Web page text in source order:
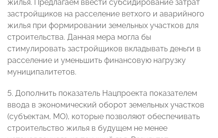
жилья. Предлагаем ввести субсидирование затрат
застройщиков на расселение ветхого и аварийного
жилья при формировании земельных участков для
строительства. Данная мера могла бы
стимулировать застройщиков вкладывать деньги в
расселение и уменьшить финансовую нагрузку
муниципалитетов.
5. Дополнить показатель Нацпроекта показателем
ввода в экономический оборот земельных участков
(субъектам, МО), которые позволяют обеспечивать
строительство жилья в будущем не менее